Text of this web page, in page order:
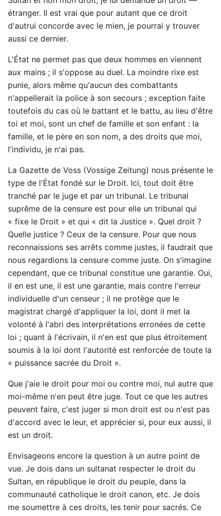
étranger. Il est vrai que pour autant que ce droit
d'autrui concorde avec le mien, je pourrai y trouver
aussi ce dernier.
L'État ne permet pas que deux hommes en viennent
aux mains ; il s'oppose au duel. La moindre rixe est
punie, alors même qu'aucun des combattants
n'appellerait la police à son secours ; exception faite
toutefois du cas où le battant et le battu, au lieu d'être
toi et moi, sont un chef de famille et son enfant : la
famille, et le père en son nom, a des droits que moi,
l'individu, je n'ai pas.
La Gazette de Voss (Vossige Zeitung) nous présente le
type de l'État fondé sur le Droit. Ici, tout doit être
tranché par le juge et par un tribunal. Le tribunal
suprême de la censure est pour elle un tribunal qui
« fixe le Droit » et qui « dit la Justice ». Quel droit ?
Quelle justice ? Ceux de la censure. Pour que nous
reconnaissions ses arrêts comme justes, il faudrait que
nous regardions la censure comme juste. On s'imagine
cependant, que ce tribunal constitue une garantie. Oui,
il en est une, il est une garantie, mais contre l'erreur
individuelle d'un censeur ; il ne protège que le
magistrat chargé d'appliquer la loi, dont il met la
volonté à l'abri des interprétations erronées de cette
loi ; quant à l'écrivain, il n'en est que plus étroitement
soumis à la loi dont l'autorité est renforcée de toute la
« puissance sacrée du Droit ».
Que j'aie le droit pour moi ou contre moi, nul autre que
moi-même n'en peut être juge. Tout ce que les autres
peuvent faire, c'est juger si mon droit est ou n'est pas
d'accord avec le leur, et apprécier si, pour eux aussi, il
est un droit.
Envisageons encore la question à un autre point de
vue. Je dois dans un sultanat respecter le droit du
Sultan, en république le droit du peuple, dans la
communauté catholique le droit canon, etc. Je dois
me soumettre à ces droits, les tenir pour sacrés. Ce